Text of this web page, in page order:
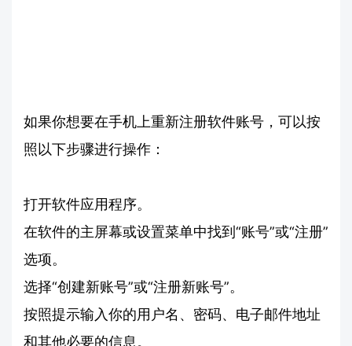
如果你想要在手机上重新注册软件账号，可以按
照以下步骤进行操作：
打开软件应用程序。
在软件的主屏幕或设置菜单中找到“账号”或“注册”
选项。
选择“创建新账号”或“注册新账号”。
按照提示输入你的用户名、密码、电子邮件地址
和其他必要的信息。